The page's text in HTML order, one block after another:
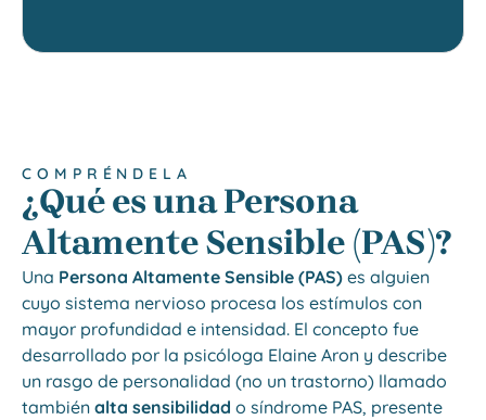
COMPRÉNDELA
¿Qué es una Persona
Altamente Sensible (PAS)?
Una Persona Altamente Sensible (PAS) es alguien
cuyo sistema nervioso procesa los estímulos con
mayor profundidad e intensidad. El concepto fue
desarrollado por la psicóloga Elaine Aron y describe
un rasgo de personalidad (no un trastorno) llamado
también alta sensibilidad o síndrome PAS, presente